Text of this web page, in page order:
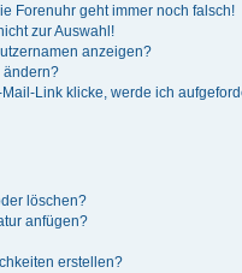
Forenuhr geht immer noch falsch!
zur Auswahl!
anzeigen?
ändern?
Link klicke, werde ich
löschen?
anfügen?
erstellen?